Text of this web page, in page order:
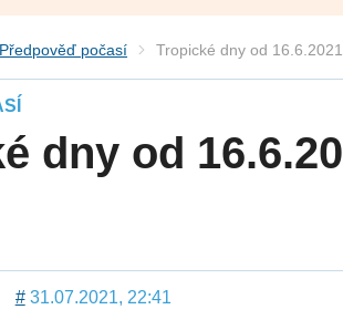
Předpověď počasí Tropické dny od 16.6.2021
dny od
#31.07.2021, 22:41